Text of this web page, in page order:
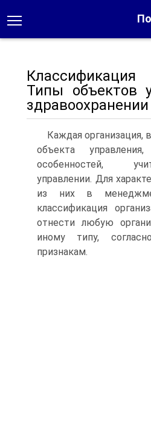
Классификация
Типы объектов
здравоохранении
Каждая организация,
объекта
особенностей,
управлении. Для
из них в
классификация
отнести любую
иному типу,
признакам.